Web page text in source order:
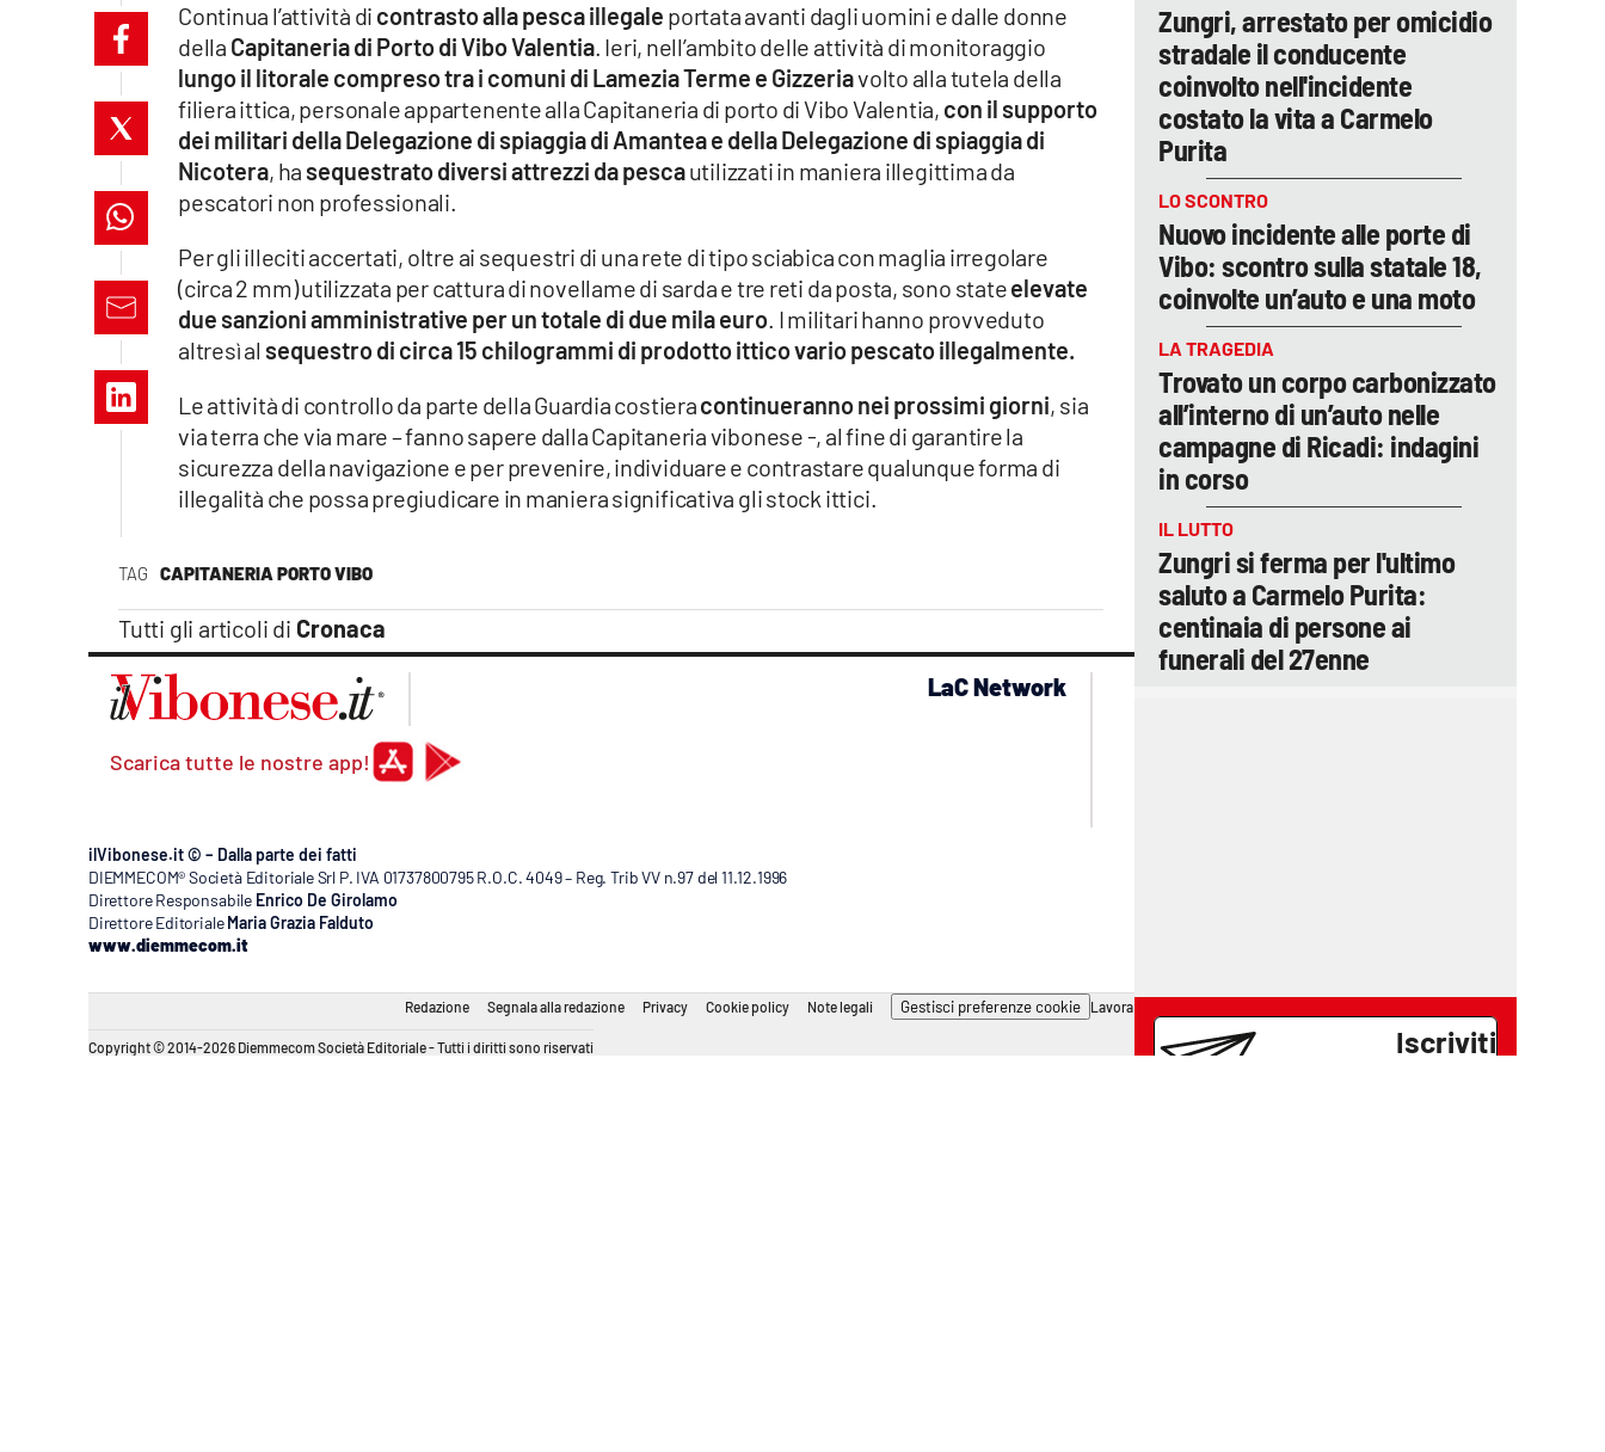
ilvibonese.it
catanzarochannel.it
lacapitalenews.it
TAG CAPITANERIA PORTO VIBO
Tutti gli articoli di Cronaca
Continua l’attività di contrasto alla pesca illegale portata avanti dagli uomini e dalle donne
della Capitaneria di Porto di Vibo Valentia. Ieri, nell’ambito delle attività di monitoraggio
lungo il litorale compreso tra i comuni di Lamezia Terme e Gizzeriavolto alla tutela della
filiera ittica, personale appartenente alla Capitaneria di porto di Vibo Valentia, con il supporto
dei militari della Delegazione di spiaggia di Amantea e della Delegazione di spiaggia di
Nicotera, ha sequestrato diversi attrezzi da pescautilizzati in maniera illegittima da
pescatori non professionali.
Per gli illeciti accertati, oltre ai sequestri di una rete di tipo sciabica con maglia irregolare
(circa 2 mm) utilizzata per cattura di novellame di sarda e tre reti da posta, sono stateelevate
due sanzioni amministrative per un totale di due mila euro. I militari hanno provveduto
altresì al sequestro di circa 15 chilogrammi di prodotto ittico vario pescato illegalmente.
Le attività di controllo da parte della Guardia costieracontinueranno nei prossimi giorni, sia
via terra che via mare – fanno sapere dalla Capitaneria vibonese -, al fine di garantire la
sicurezza della navigazione e per prevenire, individuare e contrastare qualunque forma di
illegalità che possa pregiudicare in maniera significativa gli stock ittici.
Zungri, arrestato per omicidio
stradale il conducente
coinvolto nell'incidente
costato la vita a Carmelo
Purita
LO SCONTRO
Nuovo incidente alle porte di
Vibo: scontro sulla statale 18,
coinvolte un’auto e una moto
LA TRAGEDIA
Trovato un corpo carbonizzato
all’interno di un’auto nelle
campagne di Ricadi: indagini
in corso
IL LUTTO
Zungri si ferma per l'ultimo
saluto a Carmelo Purita:
centinaia di persone ai
funerali del 27enne
Iscriviti
alla Newsletter
Scarica tutte le nostre app!
LaC Network
ilVibonese.it © – Dalla parte dei fatti
DIEMMECOM® Società Editoriale Srl P. IVA 01737800795 R.O.C. 4049 – Reg. Trib VV n.97 del 11.12.1996
Direttore Responsabile Enrico De Girolamo
Direttore Editoriale Maria Grazia Falduto
www.diemmecom.it
Redazione Segnala alla redazione Privacy Cookie policy Note legali Gestisci preferenze cookie Lavora con noi
Copyright © 2014-2026 Diemmecom Società Editoriale - Tutti i diritti sono riservati